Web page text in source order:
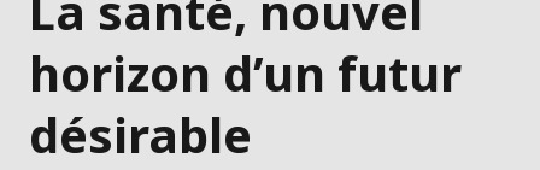
horizon d’un futur
désirable